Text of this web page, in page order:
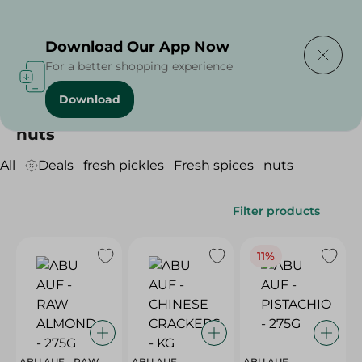
Home Grocer - Fresh
nuts
All Deals fresh pickles Fresh spices nuts
Filter products
11%
Download Our App Now
For a better shopping experience
Download